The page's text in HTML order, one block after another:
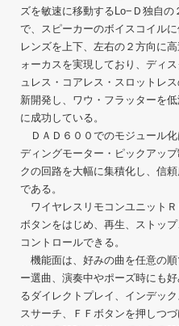
ズを敏速に移動するLo−Ｄ独自
で、スピーカーのボイスコイル
レンズを上下、左右の２方向に
ォーカスを実現しており、ディ
ュレス・コアレス・スロットレ
新開発し、ワウ・フラッターを
に成功している。
ＤＡＤ６００でのモジュール
ディングモーター・ピックアッ
クの回路を大幅に集積化し、信
である。
ワイヤレスリモコンユニット
ボタンをはじめ、再生、ストッ
コントロールできる。
機能面は、好みの曲を任意の
ー選曲、演奏中やポーズ時にも
るダイレクトプレイ、インデッ
スサーチ、ＦＦボタンを押しつ